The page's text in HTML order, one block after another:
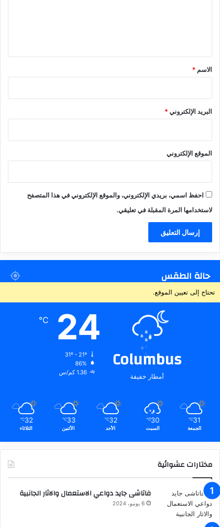
*
الاسم *
البريد الإلكتروني*
الموقع الإلكتروني
احفظ اسمي، بريدي الإلكتروني، والموقع الإلكتروني في هذا المتصفح
لاستخدامها المرة المقبلة في تعليقي.
حالة الطقس
تحتاج إلى تعيين الموقع.
Columbus
أمطار خفيفة
24
℃
86%
1.36 كم/س
31
℃
الجمعة
30
℃
السبت
32
℃
الأحد
33
℃
الأثنين
32
℃
الثلاثاء
مختارات عشوائية
فاتاشى جايد دواعي الاستعمال والاثار الجانبية
6 يونيو، 2024